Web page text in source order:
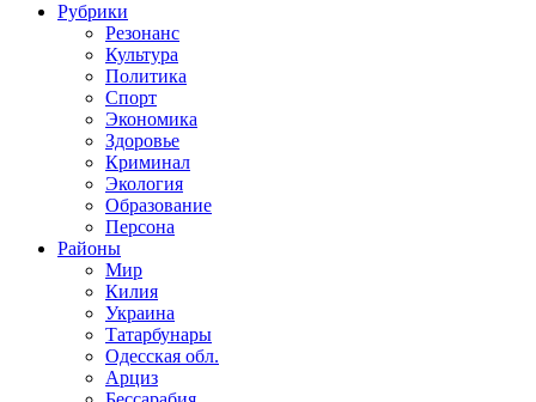
Рубрики
Резонанс
Культура
Политика
Спорт
Экономика
Здоровье
Криминал
Экология
Образование
Персона
Районы
Мир
Килия
Украина
Татарбунары
Одесская обл.
Арциз